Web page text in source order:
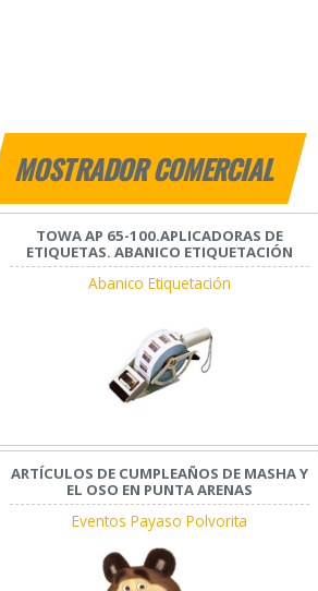
MOSTRADOR COMERCIAL
TOWA AP 65-100.APLICADORAS DE
ETIQUETAS. ABANICO ETIQUETACIÓN
Abanico Etiquetación
ARTÍCULOS DE CUMPLEAÑOS DE MASHA Y
EL OSO EN PUNTA ARENAS
Eventos Payaso Polvorita